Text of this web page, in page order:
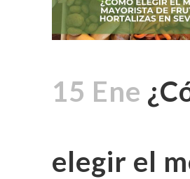
15 Ene
elegir el